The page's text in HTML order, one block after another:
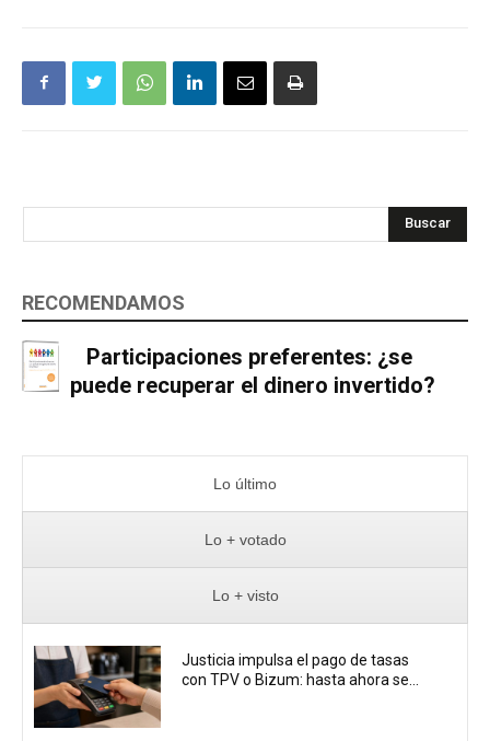
Buscar
RECOMENDAMOS
Participaciones preferentes: ¿se
puede recuperar el dinero invertido?
Lo último
Lo + votado
Lo + visto
Justicia impulsa el pago de tasas
con TPV o Bizum: hasta ahora se...